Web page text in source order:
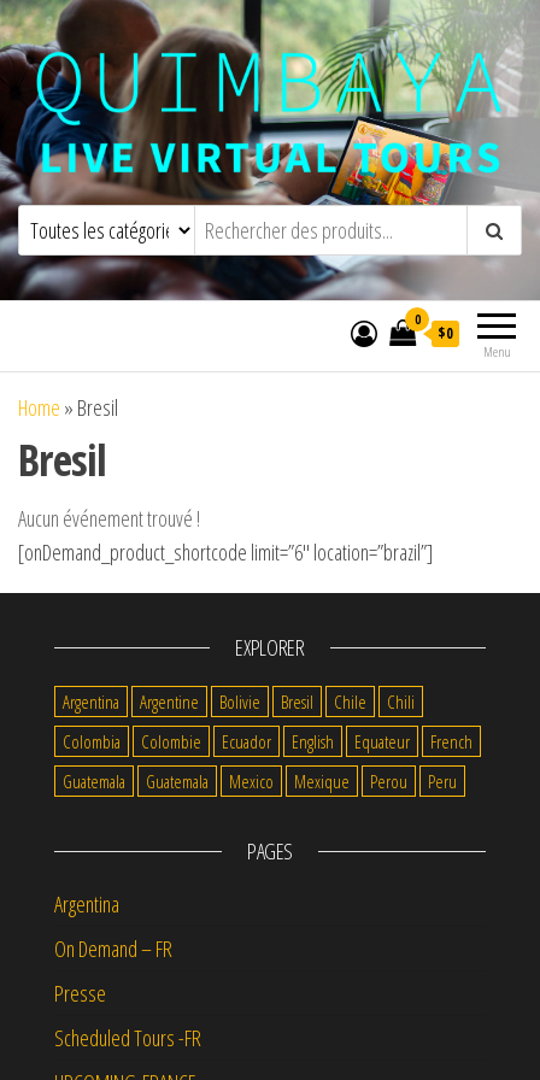
Quimbaya Virtual ToursVisites virtuelles interactives en direct
Menu
0
$0
Home » Bresil
Bresil
Aucun événement trouvé !
[onDemand_product_shortcode limit=”6″ location=”brazil”]
EXPLORER
Argentina Argentine Bolivie Bresil Chile
Chili
Colombia
Colombie Ecuador English Equateur
French
Guatemala
Guatemala Mexico Mexique Perou Peru
PAGES
Argentina
On Demand – FR
Presse
Scheduled Tours -FR